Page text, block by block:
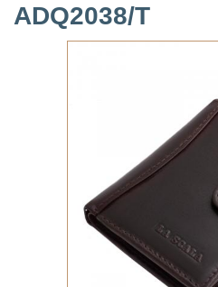
ADQ2038/T